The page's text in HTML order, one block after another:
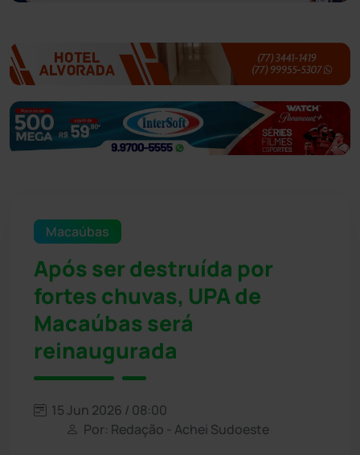
Macaúbas
Após ser destruída por
fortes chuvas, UPA de
Macaúbas será
reinaugurada
15 Jun 2026 / 08:00
Por: Redação - Achei Sudoeste